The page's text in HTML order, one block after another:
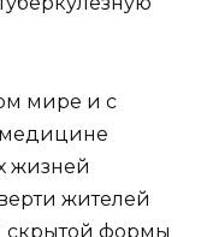
мире и с
жизней
жителей
скрытой формы